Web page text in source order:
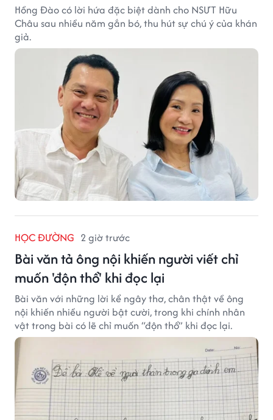
Hồng Đào có lời hứa đặc biệt dành cho NSƯT Hữu
Châu sau nhiều năm gắn bó, thu hút sự chú ý của khán
giả.
HỌC ĐƯỜNG 2 giờ trước
Bài văn tả ông nội khiến người viết chỉ
muốn 'độn thổ' khi đọc lại
Bài văn với những lời kể ngây thơ, chân thật về ông
nội khiến nhiều người bật cười, trong khi chính nhân
vật trong bài có lẽ chỉ muốn “độn thổ” khi đọc lại.